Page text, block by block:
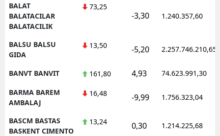
BALAT
BALATACILAR
BALATACILIK
73,25
-3,30 1.240.357,60
BALSU BALSU
GIDA
13,50 -5,20 2.257.746.210,65
BANVT BANVIT 161,80 4,93 74.623.991,30
BARMA BAREM
AMBALAJ
16,48 -9,99 1.756.323,04
BASCM BASTAS
BASKENT CIMENTO
13,24 0,30 1.214.225,68